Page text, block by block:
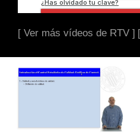
[ Ver más vídeos de RTV ]